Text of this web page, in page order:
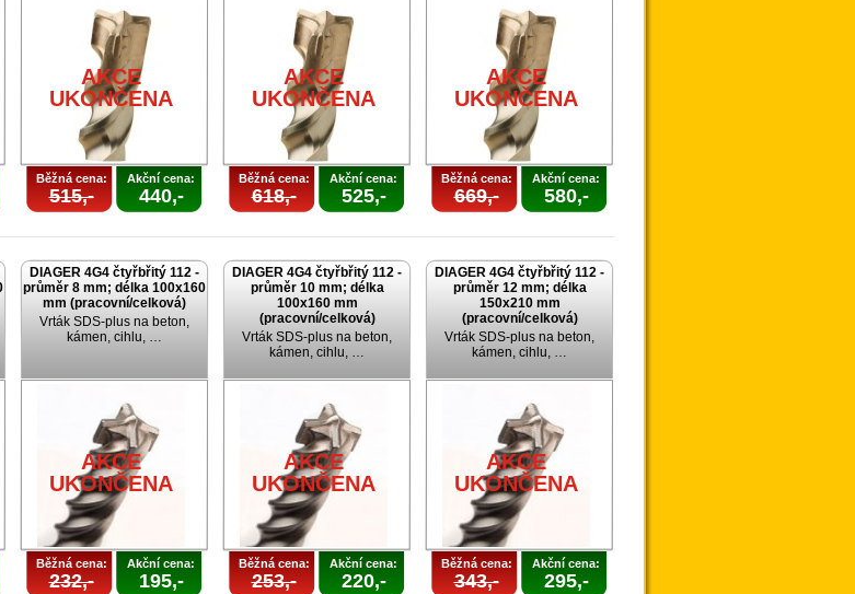
AKCE
UKONČENA
Běžná cena:
515,-
Akční cena:
440,-
AKCE
UKONČENA
Běžná cena:
618,-
Akční cena:
525,-
AKCE
UKONČENA
Běžná cena:
669,-
Akční cena:
580,-
DIAGER 4G4 čtyřbřitý 112 -
průměr 8 mm; délka 100x160
mm (pracovní/celková)
Vrták SDS-plus na beton,
kámen, cihlu, …
AKCE
UKONČENA
Běžná cena:
232,-
Akční cena:
195,-
DIAGER 4G4 čtyřbřitý 112 -
průměr 10 mm; délka
100x160 mm
(pracovní/celková)
Vrták SDS-plus na beton,
kámen, cihlu, …
AKCE
UKONČENA
Běžná cena:
253,-
Akční cena:
220,-
DIAGER 4G4 čtyřbřitý 112 -
průměr 12 mm; délka
150x210 mm
(pracovní/celková)
Vrták SDS-plus na beton,
kámen, cihlu, …
AKCE
UKONČENA
Běžná cena:
343,-
Akční cena:
295,-